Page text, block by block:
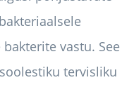
vastu. See
tervisliku